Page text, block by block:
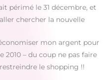
périmé le 31 décembre, et
chercher la nouvelle
mon argent pour
2010 – du coup ne pas faire
le shopping !!